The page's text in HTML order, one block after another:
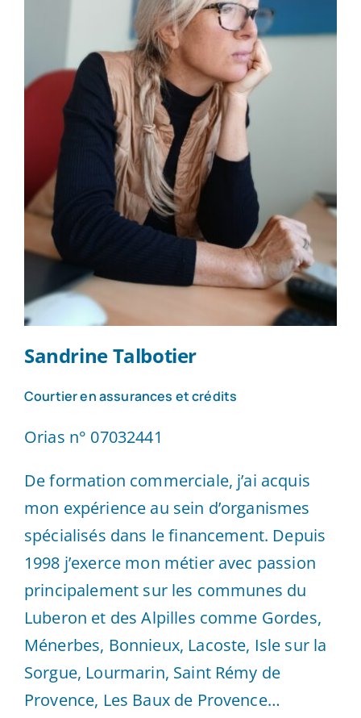
Sandrine Talbotier
Courtier en assurances et crédits
Orias n° 07032441
De formation commerciale, j’ai acquis
mon expérience au sein d’organismes
spécialisés dans le financement. Depuis
1998 j’exerce mon métier avec passion
principalement sur les communes du
Luberon et des Alpilles comme Gordes,
Ménerbes, Bonnieux, Lacoste, Isle sur la
Sorgue, Lourmarin, Saint Rémy de
Provence, Les Baux de Provence…